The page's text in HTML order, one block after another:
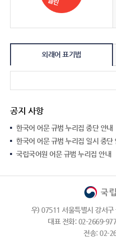
외래어 표기법
공지 사항
한국어 어문 규범 누리집 중단 안내
한국어 어문 규범 누리집 일시 중단
국립국어원 어문 규범 누리집 안내
우) 07511 서울특별시 강서
대표 전화: 02-2669-
전송: 02-